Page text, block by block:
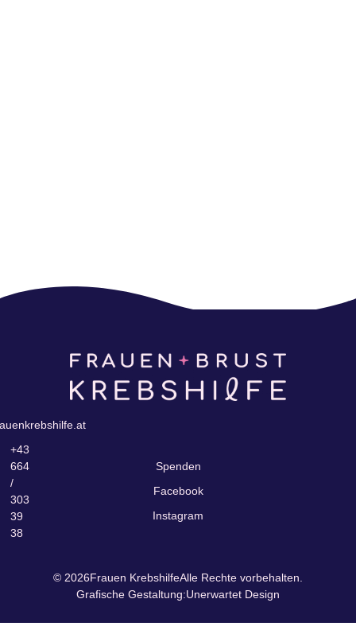
+43
664
/
303
39
38
Spenden
Facebook
Instagram
© 2026Frauen KrebshilfeAlle Rechte vorbehalten.
Grafische Gestaltung:Unerwartet Design